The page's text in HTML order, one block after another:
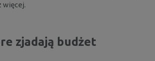
więcej.
zjadają budżet